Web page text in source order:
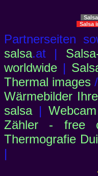
Salsa
Partnerseiten
salsa.at |
worldwide |
Thermal images /
Wärmebilder
salsa|
Zähler - free
Thermografie
|